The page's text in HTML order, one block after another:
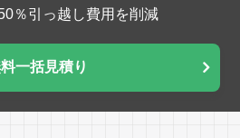
％引っ越し費用を削減
一括見積り